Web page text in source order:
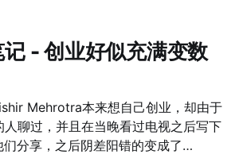
下载
和菜头把这个ppt翻
众号 [http://mp.weixin.qq.com/s?
比
- 创业好似充满变数
Mehrotra本来想自己创业，却由于
聊过，并且在当晚看过电视之后写下
分享，之后阴差阳错的变成了